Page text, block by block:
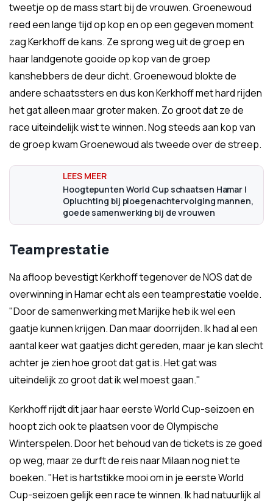
tweetje op de mass start bij de vrouwen. Groenewoud
reed een lange tijd op kop en op een gegeven moment
zag Kerkhoff de kans. Ze sprong weg uit de groep en
haar landgenote gooide op kop van de groep
kanshebbers de deur dicht. Groenewoud blokte de
andere schaatssters en dus kon Kerkhoff met hard rijden
het gat alleen maar groter maken. Zo groot dat ze de
race uiteindelijk wist te winnen. Nog steeds aan kop van
de groep kwam Groenewoud als tweede over de streep.
Hoogtepunten World Cup schaatsen Hamar |
Opluchting bij ploegenachtervolging mannen,
goede samenwerking bij de vrouwen
Teamprestatie
Na afloop bevestigt Kerkhoff tegenover de NOS dat de
overwinning in Hamar echt als een teamprestatie voelde.
"Door de samenwerking met Marijke heb ik wel een
gaatje kunnen krijgen. Dan maar doorrijden. Ik had al een
aantal keer wat gaatjes dicht gereden, maar je kan slecht
achter je zien hoe groot dat gat is. Het gat was
uiteindelijk zo groot dat ik wel moest gaan."
Kerkhoff rijdt dit jaar haar eerste World Cup-seizoen en
hoopt zich ook te plaatsen voor de Olympische
Winterspelen. Door het behoud van de tickets is ze goed
op weg, maar ze durft de reis naar Milaan nog niet te
boeken. "Het is hartstikke mooi om in je eerste World
Cup-seizoen gelijk een race te winnen. Ik had natuurlijk al